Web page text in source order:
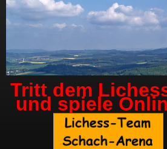
Tritt dem
und spiele